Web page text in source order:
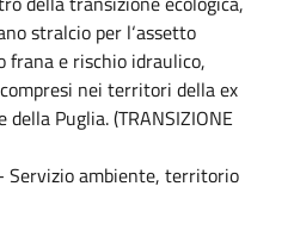
stralcio per l‘assetto
frana e rischio idraulico,
nei territori della ex
Puglia. (TRANSIZIONE
ambiente, territorio